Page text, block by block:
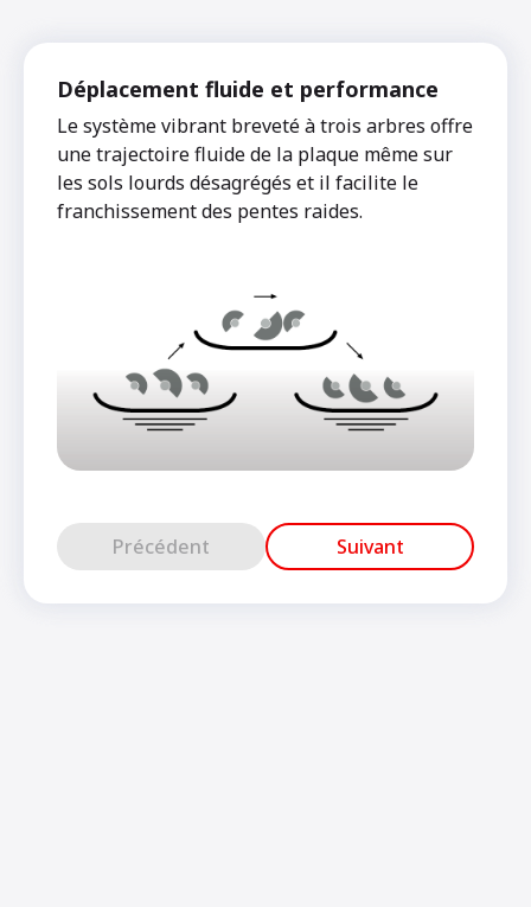
Déplacement fluide et performance
Le système vibrant breveté à trois arbres offre
une trajectoire fluide de la plaque même sur
les sols lourds désagrégés et il facilite le
franchissement des pentes raides.
Précédent Suivant